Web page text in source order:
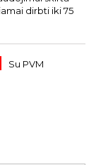
dirbti iki 75
Su PVM